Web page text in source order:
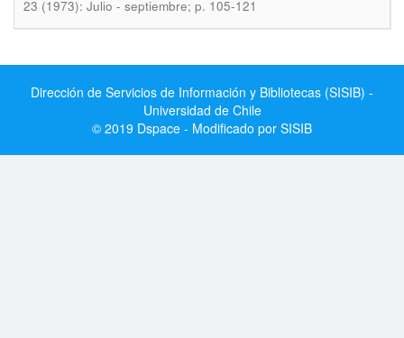
23 (1973): Julio - septiembre; p. 105-121
Dirección de Servicios de Información y Bibliotecas (SISIB) -
Universidad de Chile
© 2019 Dspace - Modificado por SISIB